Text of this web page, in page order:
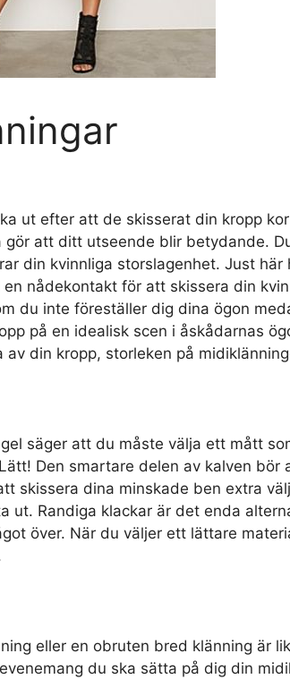
ut efter att de skisserat din kropp
gör att ditt utseende blir betydande.
din kvinnliga storslagenhet. Just
en nådekontakt för att skissera din
du inte föreställer dig dina ögon
på en idealisk scen i åskådarnas
av din kropp, storleken på
säger att du måste välja ett mått
Den smartare delen av kalven
skissera dina minskade ben extra
ut. Randiga klackar är det enda
över. När du väljer ett lättare
eller en obruten bred klänning är
du ska sätta på dig din